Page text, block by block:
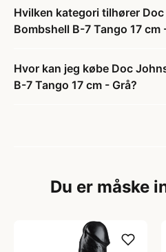
Hvilken kategori tilhører
Bombshell B-7 Tango 17 cm
Hvor kan jeg købe Doc
B-7 Tango 17 cm - Grå?
Du er måske